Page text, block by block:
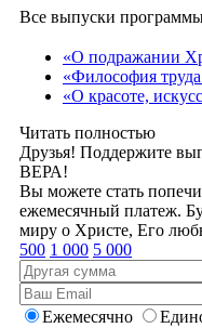
Все выпуски
«О подражании
«Философия
«О красоте,
Читать полностью
Друзья! Поддержите
ВЕРА!
Вы можете стать
ежемесячный платеж.
миру о Христе, Его
500 1 000 5 000
Ежемесячно